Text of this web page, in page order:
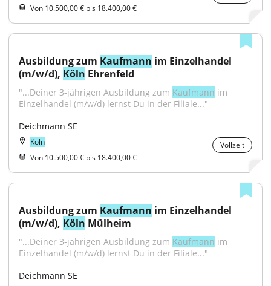
Von 10.500,00 € bis 18.400,00 €
Ausbildung zum Kaufmann im Einzelhandel
(m/w/d), Köln Ehrenfeld
"...Deiner 3-jährigen Ausbildung zum Kaufmann im
Einzelhandel (m/w/d) lernst Du in der Filiale..."
Deichmann SE
Köln
Vollzeit
Von 10.500,00 € bis 18.400,00 €
Ausbildung zum Kaufmann im Einzelhandel
(m/w/d), Köln Mülheim
"...Deiner 3-jährigen Ausbildung zum Kaufmann im
Einzelhandel (m/w/d) lernst Du in der Filiale..."
Deichmann SE